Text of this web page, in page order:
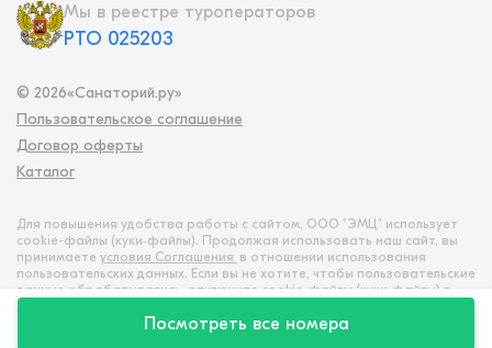
Посмотреть все номера
Мы в реестре туроператоров
РТО 025203
© 2026«Санаторий.ру»
Пользовательское соглашение
Договор оферты
Каталог
Для повышения удобства работы с сайтом, ООО "ЭМЦ" использует
cookie-файлы (куки‑файлы). Продолжая использовать наш сайт, вы
принимаете условия Соглашения в отношении использования
пользовательских данных. Если вы не хотите, чтобы пользовательские
данные обрабатывались, отключите cookie-файлы (куки‑файлы) в